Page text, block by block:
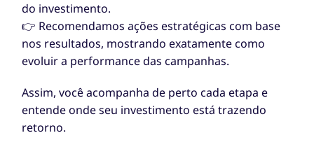
do investimento.
👉 Recomendamos ações estratégicas com base
nos resultados, mostrando exatamente como
evoluir a performance das campanhas.
Assim, você acompanha de perto cada etapa e
entende onde seu investimento está trazendo
retorno.